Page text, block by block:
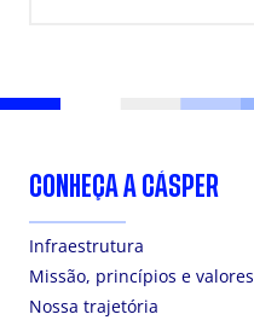
CONHEÇA A CÁSPER
Infraestrutura
Missão, princípios e valores
Nossa trajetória